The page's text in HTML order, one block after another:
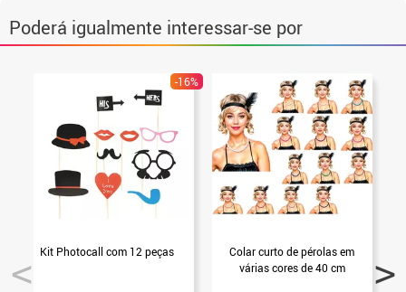
Poderá igualmente interessar-se por
-16%
Kit Photocall com 12 peças
Colar curto de pérolas em
várias cores de 40 cm